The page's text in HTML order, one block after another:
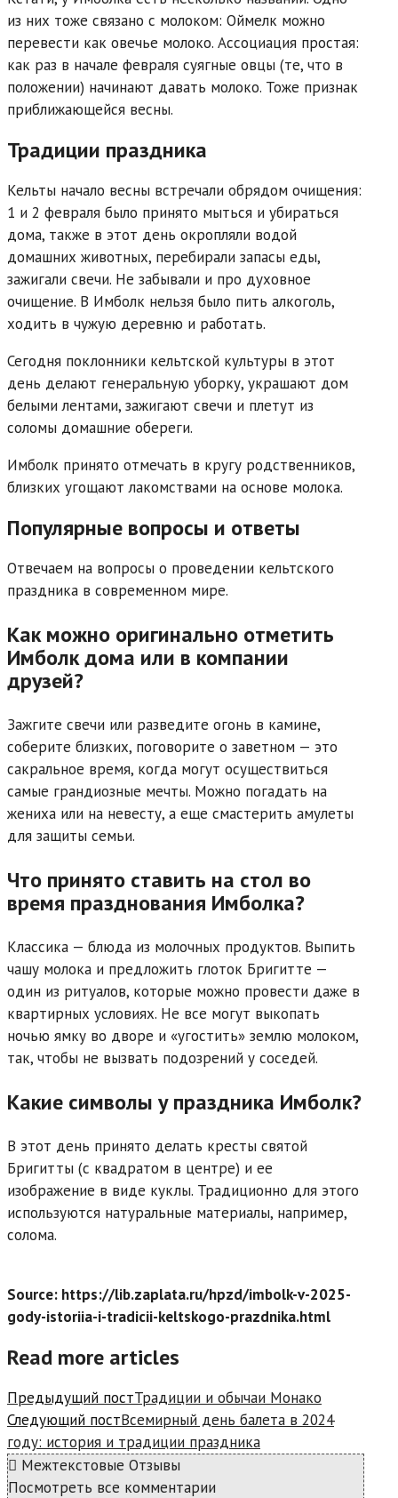
из них тоже связано с молоком: Оймелк можно
перевести как овечье молоко. Ассоциация простая:
как раз в начале февраля суягные овцы (те, что в
положении) начинают давать молоко. Тоже признак
приближающейся весны.
Традиции праздника
Кельты начало весны встречали обрядом очищения:
1 и 2 февраля было принято мыться и убираться
дома, также в этот день окропляли водой
домашних животных, перебирали запасы еды,
зажигали свечи. Не забывали и про духовное
очищение. В Имболк нельзя было пить алкоголь,
ходить в чужую деревню и работать.
Сегодня поклонники кельтской культуры в этот
день делают генеральную уборку, украшают дом
белыми лентами, зажигают свечи и плетут из
соломы домашние обереги.
Имболк принято отмечать в кругу родственников,
близких угощают лакомствами на основе молока.
Популярные вопросы и ответы
Отвечаем на вопросы о проведении кельтского
праздника в современном мире.
Как можно оригинально отметить
Имболк дома или в компании
друзей?
Зажгите свечи или разведите огонь в камине,
соберите близких, поговорите о заветном — это
сакральное время, когда могут осуществиться
самые грандиозные мечты. Можно погадать на
жениха или на невесту, а еще смастерить амулеты
для защиты семьи.
Что принято ставить на стол во
время празднования Имболка?
Классика — блюда из молочных продуктов. Выпить
чашу молока и предложить глоток Бригитте —
один из ритуалов, которые можно провести даже в
квартирных условиях. Не все могут выкопать
ночью ямку во дворе и «угостить» землю молоком,
так, чтобы не вызвать подозрений у соседей.
Какие символы у праздника Имболк?
В этот день принято делать кресты святой
Бригитты (с квадратом в центре) и ее
изображение в виде куклы. Традиционно для этого
используются натуральные материалы, например,
солома.
Source: https://lib.zaplata.ru/hpzd/imbolk-v-2025-
gody-istoriia-i-tradicii-keltskogo-prazdnika.html
Read more articles
Предыдущий постТрадиции и обычаи Монако
Следующий постВсемирный день балета в 2024
году: история и традиции праздника
Межтекстовые Отзывы
Посмотреть все комментарии